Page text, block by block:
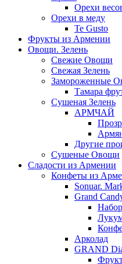
Орехи
Орехи в меду
Te Gusto
Фрукты из Армении
Овощи. Зелень
Свежие Овощи
Свежая Зелень
Замороженные
Тамара
Сушеная Зелень
АРМЧАЙ
Другие
Сушеные Овощи
Сладости из Армении
Конфеты из
Sonuar.
Grand
Арколад
GRAND